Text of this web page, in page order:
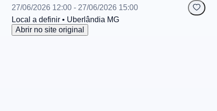
27/06/2026 12:00 - 27/06/2026 15:00
Local a definir • Uberlândia MG
Abrir no site original